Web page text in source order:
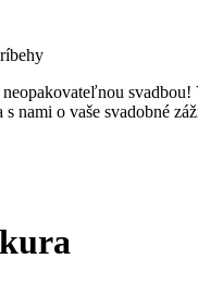
nami o vaše svadobné